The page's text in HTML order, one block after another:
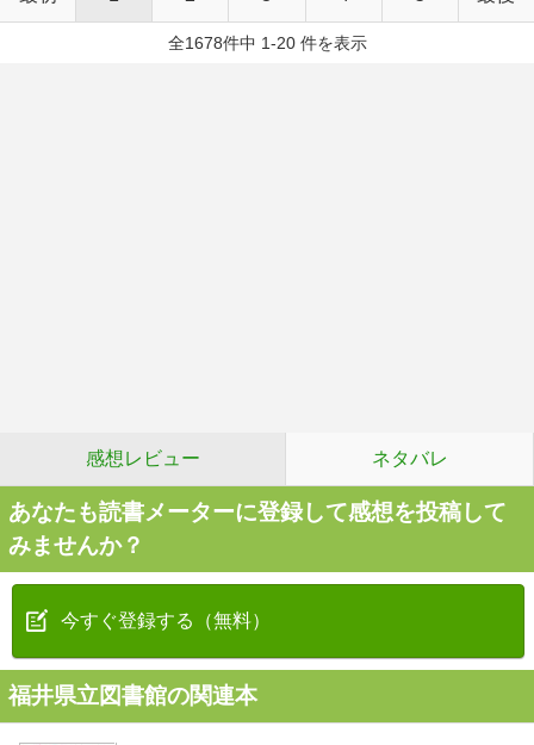
全1678件中 1-20 件を表示
感想レビュー ネタバレ
あなたも読書メーターに登録して感想を投稿して
みませんか？
今すぐ登録する（無料）
福井県立図書館の関連本